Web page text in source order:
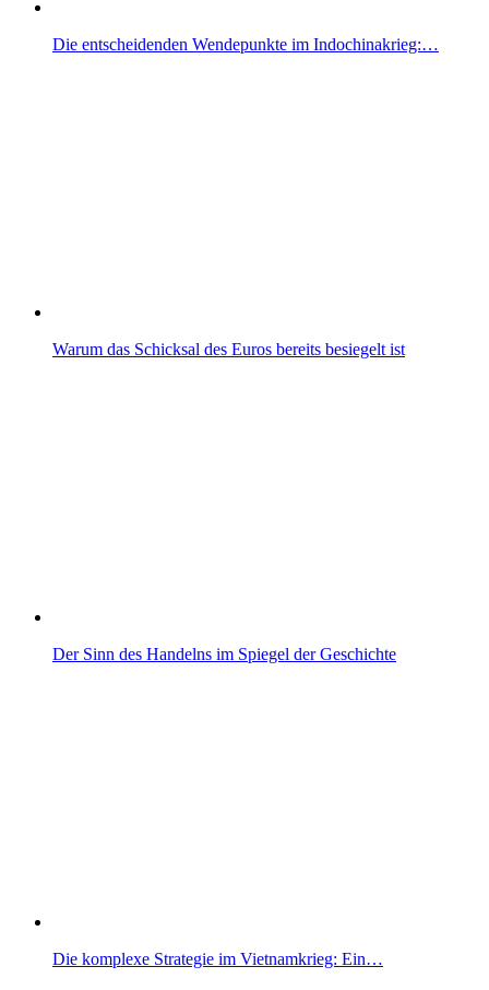
Die entscheidenden Wendepunkte im Indochinakrieg:…
Warum das Schicksal des Euros bereits besiegelt ist
Der Sinn des Handelns im Spiegel der Geschichte
Die komplexe Strategie im Vietnamkrieg: Ein…